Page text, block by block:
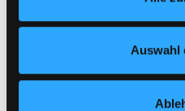
Nähere Informationen finden
Auswahl
Reihe: